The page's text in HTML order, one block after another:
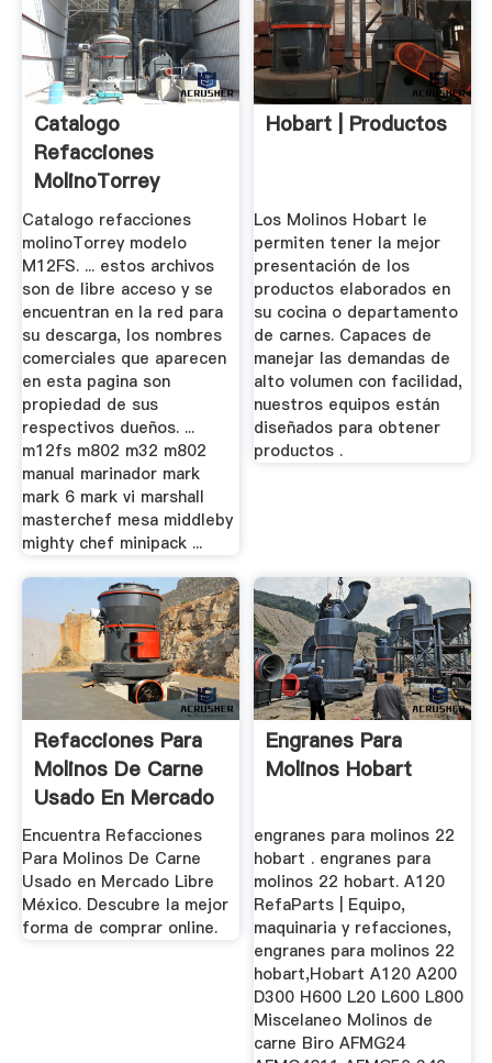
Catalogo
Refacciones
MolinoTorrey
Modelo M12FS
Catalogo refacciones
molinoTorrey modelo
M12FS. ... estos archivos
son de libre acceso y se
encuentran en la red para
su descarga, los nombres
comerciales que aparecen
en esta pagina son
propiedad de sus
respectivos dueños. ...
m12fs m802 m32 m802
manual marinador mark
mark 6 mark vi marshall
masterchef mesa middleby
mighty chef minipack ...
Hobart | Productos
Los Molinos Hobart le
permiten tener la mejor
presentación de los
productos elaborados en
su cocina o departamento
de carnes. Capaces de
manejar las demandas de
alto volumen con facilidad,
nuestros equipos están
diseñados para obtener
productos .
Refacciones Para
Molinos De Carne
Usado En Mercado
Libre ...
Encuentra Refacciones
Para Molinos De Carne
Usado en Mercado Libre
México. Descubre la mejor
forma de comprar online.
Engranes Para
Molinos Hobart
engranes para molinos 22
hobart . engranes para
molinos 22 hobart. A120
RefaParts | Equipo,
maquinaria y refacciones,
engranes para molinos 22
hobart,Hobart A120 A200
D300 H600 L20 L600 L800
Miscelaneo Molinos de
carne Biro AFMG24